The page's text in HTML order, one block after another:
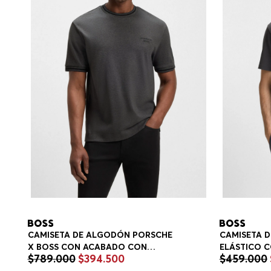
CAMISETA DE ALGODÓN PORSCHE
X BOSS CON ACABADO CON
CONTROL DE LA HUMEDAD
$789.000 $394.500
CAMISETA
ELÁSTICO
$459.000